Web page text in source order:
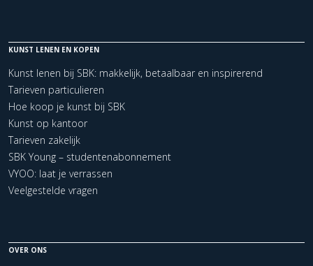
KUNST LENEN EN KOPEN
Kunst lenen bij SBK: makkelijk, betaalbaar en inspirerend
Tarieven particulieren
Hoe koop je kunst bij SBK
Kunst op kantoor
Tarieven zakelijk
SBK Young – studentenabonnement
VYOO: laat je verrassen
Veelgestelde vragen
OVER ONS